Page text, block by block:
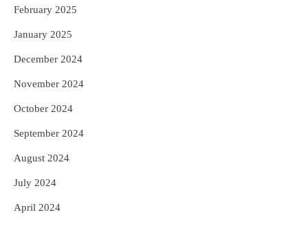
February 2025
January 2025
December 2024
November 2024
October 2024
September 2024
August 2024
July 2024
April 2024